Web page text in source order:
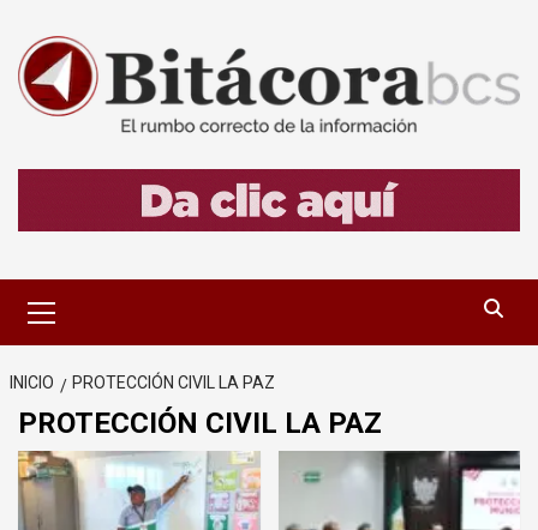
contenido
primario
INICIO PROTECCIÓN CIVIL LA PAZ
PROTECCIÓN CIVIL LA PAZ